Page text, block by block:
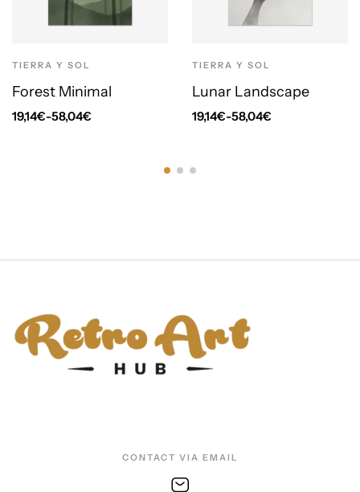
TIERRA Y SOL
Forest Minimal
19,14€-58,04€
TIERRA Y SOL
Lunar Landscape
19,14€-58,04€
CONTACT VIA EMAIL